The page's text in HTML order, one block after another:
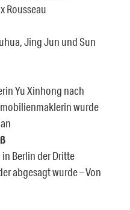
Rousseau
Jing Jun und Sun
Yu Xinhong nach
wurde
Berlin der Dritte
abgesagt wurde – Von